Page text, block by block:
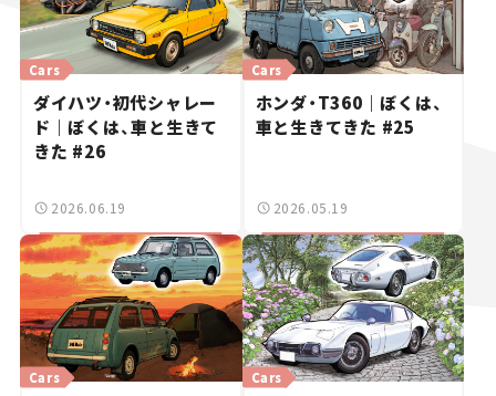
Cars
ダイハツ・初代シャレー
ド｜ぼくは、車と生きて
きた #26
2026.06.19
Cars
ホンダ・T360｜ぼくは、
車と生きてきた #25
2026.05.19
Cars Cars